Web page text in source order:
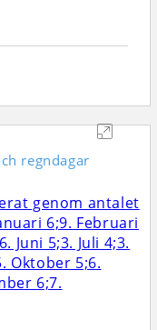
regndagar